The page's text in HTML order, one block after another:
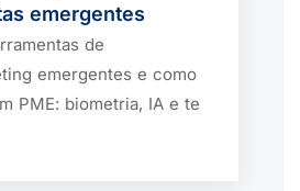
emergentes
de
emergentes e como
PME: biometria, IA e te